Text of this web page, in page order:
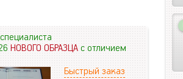
НОВОГО ОБРАЗЦАс отличием
Быстрый заказ